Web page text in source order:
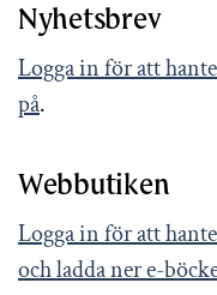
Nyhetsbrev
Logga in för att
på.
Webbutiken
Logga in för att
och ladda ner e-